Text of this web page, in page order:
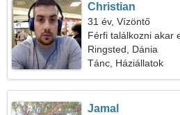
Christian
31 év, Vízöntő
Férfi találkozni akar
Ringsted, Dánia
Tánc, Háziállatok
Jamal